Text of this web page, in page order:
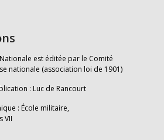
est éditée par le Comité
nationale (association loi de 1901)
: Luc de Rancourt
: École militaire,
VII